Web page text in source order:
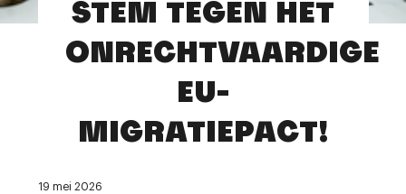
ContactSTEM TEGEN HET
ONRECHTVAARDIGE
EU-
MIGRATIEPACT!
19 mei 2026